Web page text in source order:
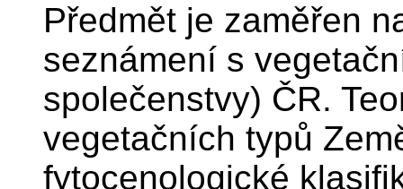
Předmět je zaměřen
seznámení s
společenstvy) ČR.
vegetačních typů
fytocenologické